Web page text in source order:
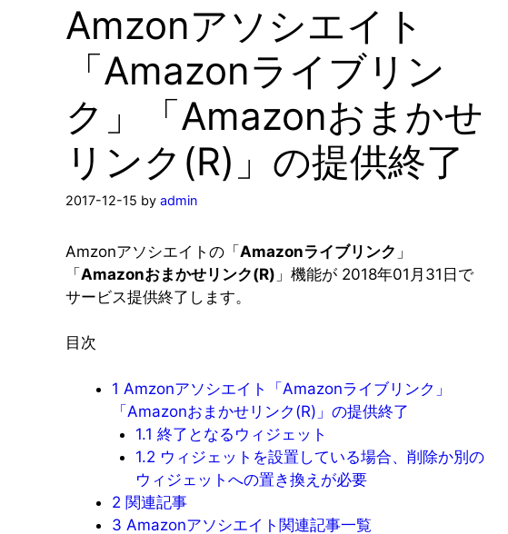
Amzonアソシエイト
「Amazonライブリン
ク」「Amazonおまかせ
リンク(R)」の提供終了
2017-12-15 by admin
Amzonアソシエイトの「Amazonライブリンク 」
「Amazonおまかせリンク(R) 」機能が 2018年01月31日で
サービス提供終了します。
目次
1 Amzonアソシエイト「Amazonライブリンク」
「Amazonおまかせリンク(R)」の提供終了
1.1 終了となるウィジェット
1.2 ウィジェットを設置している場合、削除か別の
ウィジェットへの置き換えが必要
2 関連記事
3 Amazonアソシエイト関連記事一覧